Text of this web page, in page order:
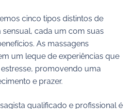
cinco tipos distintos de
cada um com suas
As massagens
um leque de experiências que
promovendo uma
e prazer.
qualificado e profissional é